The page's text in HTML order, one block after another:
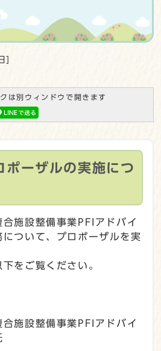
]
は別ウィンドウで開きます
ポーザルの実施につ
施設整備事業PFIアドバイ
について、プロポーザルを実
をご覧ください。
施設整備事業PFIアドバイ